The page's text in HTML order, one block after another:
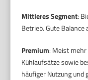
Mittleres Segment:
Betrieb. Gute
Premium: Meist
Kühlaufsätze sowie
häufiger Nutzung und